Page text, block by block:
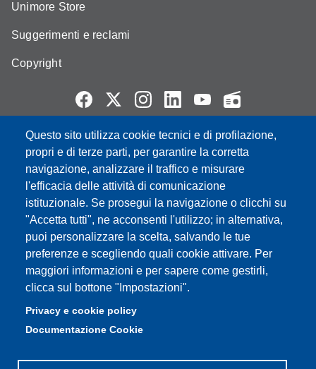
Questo sito utilizza cookie tecnici e di profilazione,
propri e di terze parti, per garantire la corretta
navigazione, analizzare il traffico e misurare
l'efficacia delle attività di comunicazione
istituzionale. Se prosegui la navigazione o clicchi su
"Accetta tutti", ne acconsenti l'utilizzo; in alternativa,
puoi personalizzare la scelta, salvando le tue
preferenze e scegliendo quali cookie attivare. Per
maggiori informazioni e per sapere come gestirli,
clicca sul bottone "Impostazioni".
Privacy e cookie policy
Documentazione Cookie
Unimore Store
Suggerimenti e reclami
Copyright
Partita IVA: 00427620364
e-mail: urp@unimore.it
PEC: primo contatto: urp@pec.unimore.it
Indirizzo ReGIndE per notifica Atti Processuali:
direzionelegale@pec.unimore.it
Sede di Modena: Via Università 4, 41121 Modena, Tel. 059
2056511 - Fax 059 245156
Sede di Reggio Emilia: Viale A. Allegri 9, 42121 Reggio
Emilia, Tel. 0522 523041 - Fax 0522 523045